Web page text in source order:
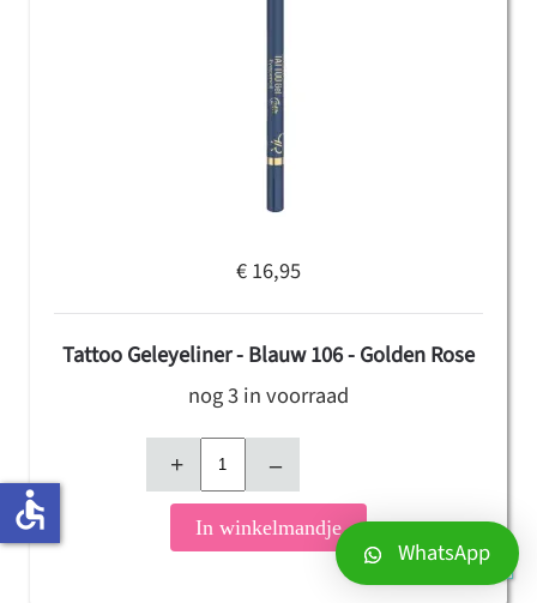
€ 16,95
Tattoo Geleyeliner - Blauw 106 - Golden Rose
nog 3 in voorraad
+ –
In winkelmandje
WhatsApp
accessible